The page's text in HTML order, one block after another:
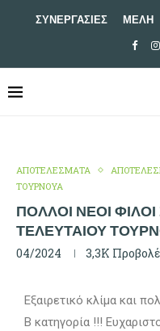
ΣΥΝΕΡΓΑΣΙΕΣ ΜΕΛΗ
ΑΠΟΤΕΛΕΣΜΑΤΑ
ΤΟΥΡΝΟΥΑ
ΠΟΛΛΟΊ ΝΈΟΙ
ΤΕΛΕΥΤΑΊΟΥ
04/2024 3,3K
Εξαιρετικό κλίμα και
Β κατηγορία !!!